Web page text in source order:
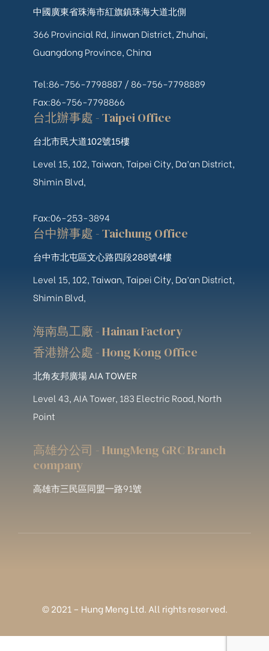
中國廣東省珠海市紅旗鎮珠海大道北側
366 Provincial Rd, Jinwan District, Zhuhai,
Guangdong Province, China
Tel:86-756-7798887 / 86-756-7798889
Fax:86-756-7798866
台北辦事處 - Taipei Office
台北市民大道102號15樓
Level 15, 102, Taiwan, Taipei City, Da’an District,
Shimin Blvd,
Fax:06-253-3894
台中辦事處 - Taichung Office
台中市北屯區文心路四段288號4樓
Level 15, 102, Taiwan, Taipei City, Da’an District,
Shimin Blvd,
海南島工廠 - Hainan Factory
香港辦公處 - Hong Kong Office
北角友邦廣場 AIA TOWER
Level 43, AIA Tower, 183 Electric Road, North
Point
高雄分公司 - HungMeng GRC Branch
company
高雄市三民區同盟一路91號
© 2021 – Hung Meng Ltd. All rights reserved.